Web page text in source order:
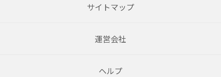
サイトマップ
運営会社
ヘルプ